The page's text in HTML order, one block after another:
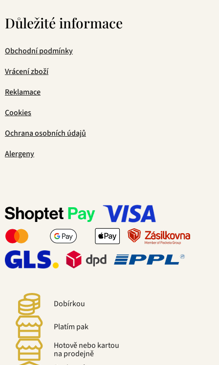
Důležité informace
Obchodní podmínky
Vrácení zboží
Reklamace
Cookies
Ochrana osobních údajů
Alergeny
Dobírkou
Platím pak
Hotově nebo kartou
na prodejně